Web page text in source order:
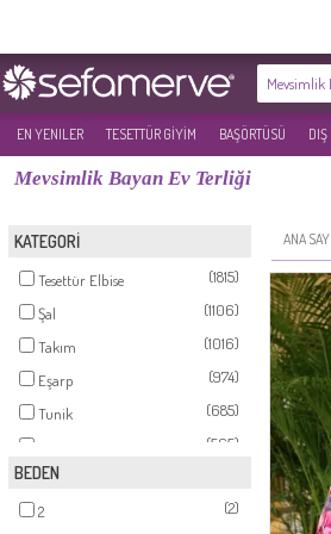
EN YENILER TESETTÜR GİYİM BAŞÖRTÜSÜ DIŞ
Mevsimlik Bayan Ev Terliği
KATEGORİ
Tesettür Elbise
(1815)
Şal
(1106)
Takım
(1016)
Eşarp
(974)
Tunik
(685)
(565)
Tesettür Abiye
Pantolon
(306)
BEDEN
2
(2)
ANA